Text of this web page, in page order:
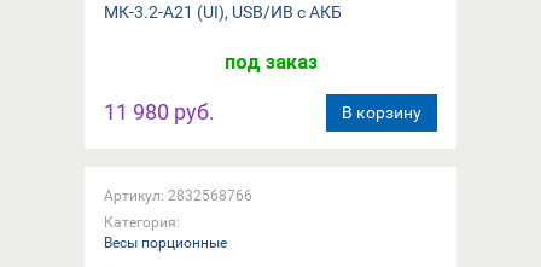
МК-3.2-А21 (UI), USB/ИВ с АКБ
под заказ
11 980 руб. В корзину
Артикул: 2832568766
Категория:
Весы порционные